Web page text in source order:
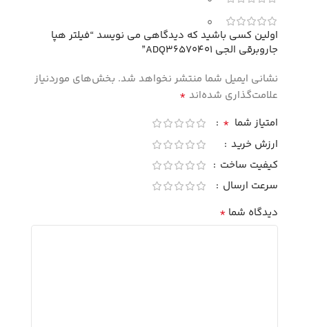
0
اولین کسی باشید که دیدگاهی می نویسد “فیلتر هپا
جاروبرقی الجی ADQ36570401”
نشانی ایمیل شما منتشر نخواهد شد. بخش‌های موردنیاز
علامت‌گذاری شده‌اند *
امتیاز شما *
ارزش خرید
کیفیت ساخت
سرعت ارسال
دیدگاه شما *